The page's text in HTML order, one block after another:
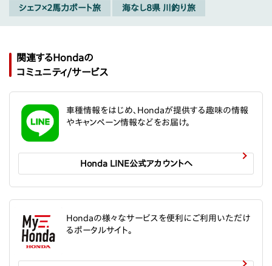
シェフ×2馬力ボート旅 海なし8県 川釣り旅
関連するHondaの
コミュニティ/サービス
車種情報をはじめ、Hondaが提供する趣味の情報
やキャンペーン情報などをお届け。
Honda LINE公式アカウントへ
Hondaの様々なサービスを便利にご利用いただけ
るポータルサイト。